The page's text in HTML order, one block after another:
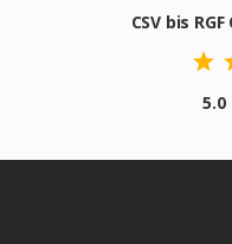
CSV bis
5.0